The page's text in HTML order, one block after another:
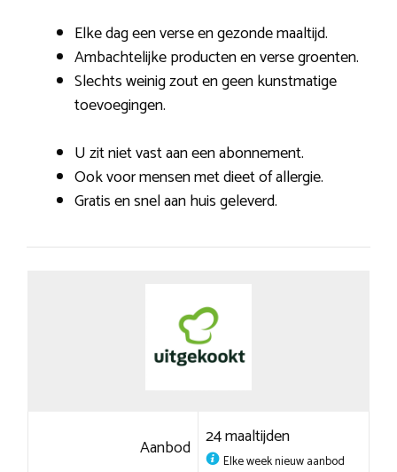
Elke dag een verse en gezonde maaltijd.
Ambachtelijke producten en verse groenten.
Slechts weinig zout en geen kunstmatige
toevoegingen.
U zit niet vast aan een abonnement.
Ook voor mensen met dieet of allergie.
Gratis en snel aan huis geleverd.
Aanbod 24 maaltijden
Elke week nieuw aanbod